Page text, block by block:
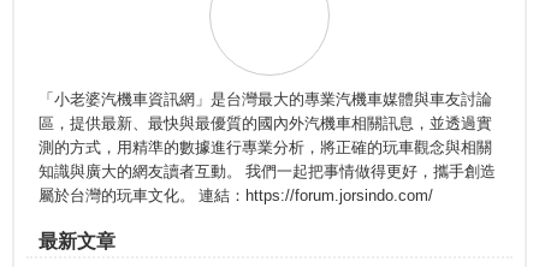
「小老婆汽機車資訊網」是台灣最大的專業汽機車媒體與車友討論
區，提供最新、最快與最優質的國內外汽機車相關訊息，並透過實
測的方式，用精準的數據進行專業分析，將正確的玩車觀念與相關
知識與廣大的網友讀者互動。 我們一起把事情做得更好，攜手創造
屬於台灣的玩車文化。 連結：https://forum.jorsindo.com/
最新文章